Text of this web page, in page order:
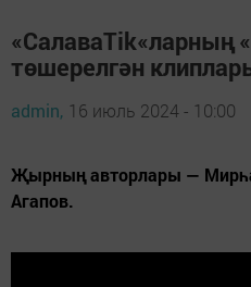
«СалаваTik«ларның
төшерелгән
admin, 16 июль 2024 - 10:00
Җырның авторлары —
Агапов.